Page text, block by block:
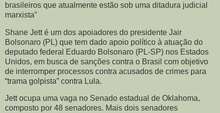
brasileiros que atualmente estão sob uma ditadura judicial
marxista”
Shane Jett é um dos apoiadores do presidente Jair
Bolsonaro (PL) que tem dado apoio político à atuação do
deputado federal Eduardo Bolsonaro (PL-SP) nos Estados
Unidos, em busca de sanções contra o Brasil com objetivo
de interromper processos contra acusados de crimes para
“trama golpista” contra Lula.
Jett ocupa uma vaga no Senado estadual de Oklahoma,
composto por 48 senadores. Mais dois senadores